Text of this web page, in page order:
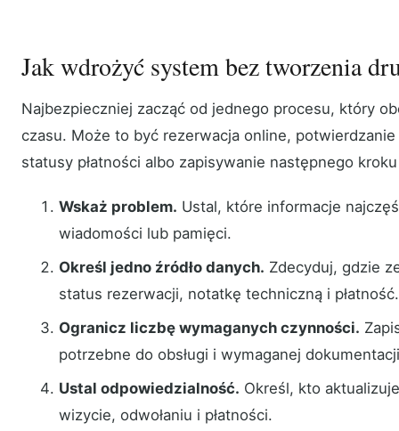
Jak wdrożyć system bez tworzenia
Najbezpieczniej zacząć od jednego procesu, który
czasu. Może to być rezerwacja online,
statusy płatności albo zapisywanie następnego
Wskaż problem. Ustal, które informacje
wiadomości lub pamięci.
Określ jedno źródło danych. Zdecyduj, gdzie
status rezerwacji, notatkę techniczną i płatność.
Ogranicz liczbę wymaganych czynności.
potrzebne do obsługi i wymaganej
Ustal odpowiedzialność. Określ, kto
wizycie, odwołaniu i płatności.